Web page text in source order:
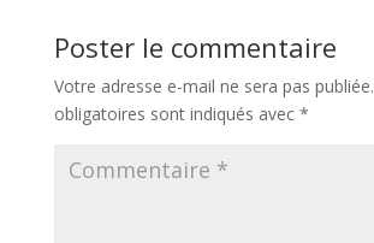
Poster le commentaire
Votre adresse e-mail ne sera pas publiée.
obligatoires sont indiqués avec *